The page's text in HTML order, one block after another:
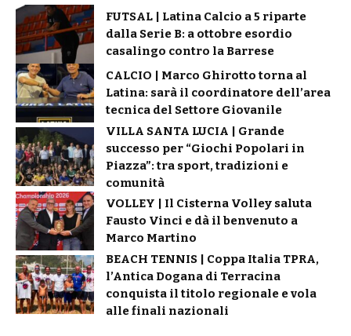
FUTSAL | Latina Calcio a 5 riparte
dalla Serie B: a ottobre esordio
casalingo contro la Barrese
CALCIO | Marco Ghirotto torna al
Latina: sarà il coordinatore dell’area
tecnica del Settore Giovanile
VILLA SANTA LUCIA | Grande
successo per “Giochi Popolari in
Piazza”: tra sport, tradizioni e
comunità
VOLLEY | Il Cisterna Volley saluta
Fausto Vinci e dà il benvenuto a
Marco Martino
BEACH TENNIS | Coppa Italia TPRA,
l’Antica Dogana di Terracina
conquista il titolo regionale e vola
alle finali nazionali